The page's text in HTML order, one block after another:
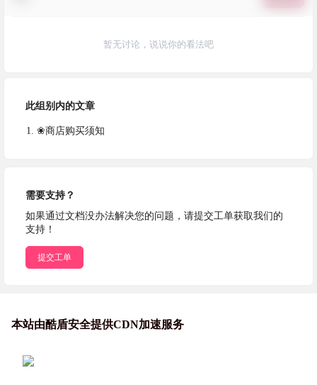
此组别内的文章
❀商店购买须知
需要支持？
如果通过文档没办法解决您的问题，请提交工单获取我们的
支持！
提交工单
暂无讨论，说说你的看法吧
本站由酷盾安全提供CDN加速服务